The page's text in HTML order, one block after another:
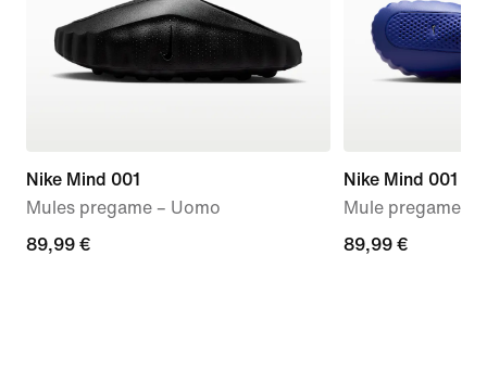
Nike Mind 001
Mules pregame – Uomo
89,99
89,99 €
Nike Mind 001
Mule pregame –
89,99
89,99 €